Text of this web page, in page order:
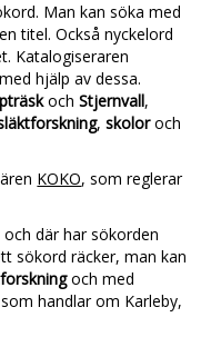
Man kan söka med
titel. Också nyckelord
Katalogiseraren
hjälp av dessa.
ochStjernvall,
,skoloroch
KOKO, som reglerar
där har sökorden
sökord räcker, man kan
och med
handlar om Karleby,